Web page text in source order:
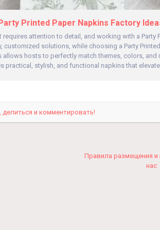
Printed Paper Napkins Factory
requires attention to detail, and working with a Party
customized solutions, while choosing a Party
hosts to perfectly match themes, colors, and
practical, stylish, and functional napkins that elevate
и комментировать!
Правила размещения и
нас